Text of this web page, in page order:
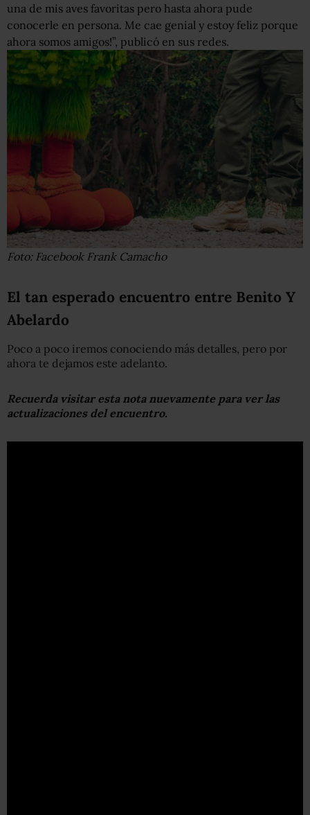
una de mis aves favoritas pero hasta ahora pude
conocerle en persona. Me cae genial y estoy feliz porque
ahora somos amigos!”, publicó en sus redes.
Foto: Facebook Frank Camacho
El tan esperado encuentro entre Benito Y
Abelardo
Poco a poco iremos conociendo más detalles, pero por
ahora te dejamos este adelanto.
Recuerda visitar esta nota nuevamente para ver las
actualizaciones del encuentro.